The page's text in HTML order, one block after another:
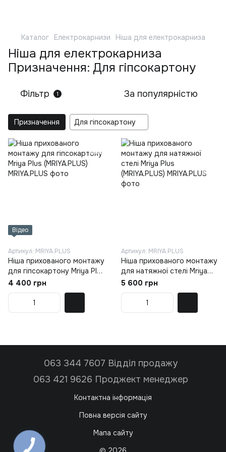
Каталог Електрокарнизи Ніша для електрокарниза
Ніша для електрокарниза
Призначення: Для гіпсокартону
Фільтр 1 За популярністю
Призначення Для гіпсокартону
Відео
Артикул: MRIYA.PLUS
Ніша прихованого монтажу
для гіпсокартону Mriya Plus
(MRIYA.PLUS)
4 400 грн
Артикул: MRIYA.PLUS
Ніша прихованого монтажу
для натяжної стелі Mriya
Plus (MRIYA.PLUS)
5 600 грн
063 344 7607 Відділ продажу
063 421 9626 Проджект менеджер
Контактна інформація
Повна версія сайту
Мапа сайту